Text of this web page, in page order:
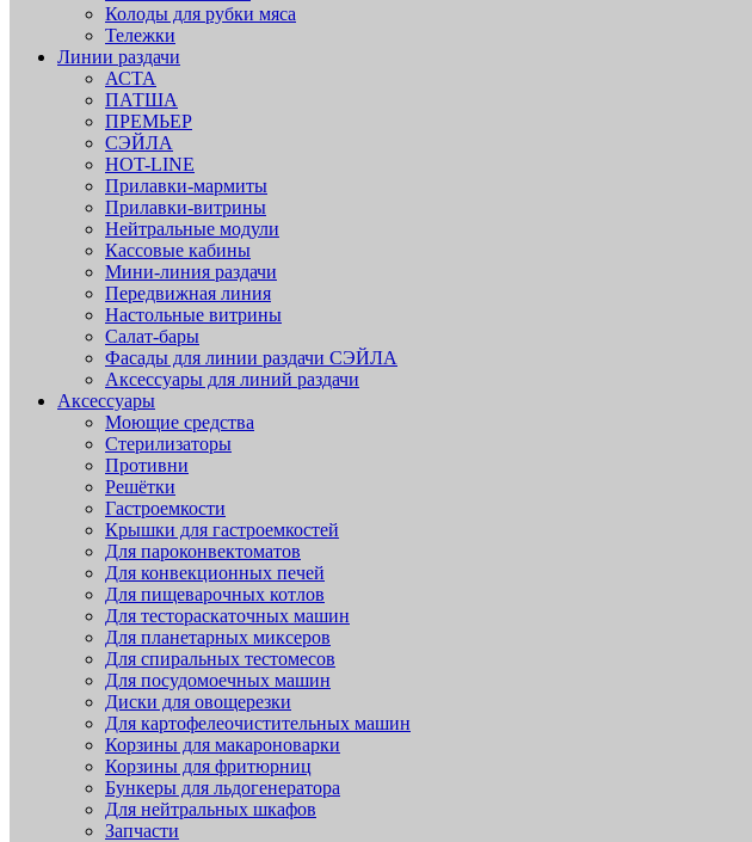
Колоды для рубки мяса
Тележки
Линии раздачи
АСТА
ПАТША
ПРЕМЬЕР
СЭЙЛА
HOT-LINE
Прилавки-мармиты
Прилавки-витрины
Нейтральные модули
Кассовые кабины
Мини-линия раздачи
Передвижная линия
Настольные витрины
Салат-бары
Фасады для линии раздачи СЭЙЛА
Аксессуары для линий раздачи
Аксессуары
Моющие средства
Стерилизаторы
Противни
Решётки
Гастроемкости
Крышки для гастроемкостей
Для пароконвектоматов
Для конвекционных печей
Для пищеварочных котлов
Для тестораскаточных машин
Для планетарных миксеров
Для спиральных тестомесов
Для посудомоечных машин
Диски для овощерезки
Для картофелеочистительных машин
Корзины для макароноварки
Корзины для фритюрниц
Бункеры для льдогенератора
Для нейтральных шкафов
Запчасти